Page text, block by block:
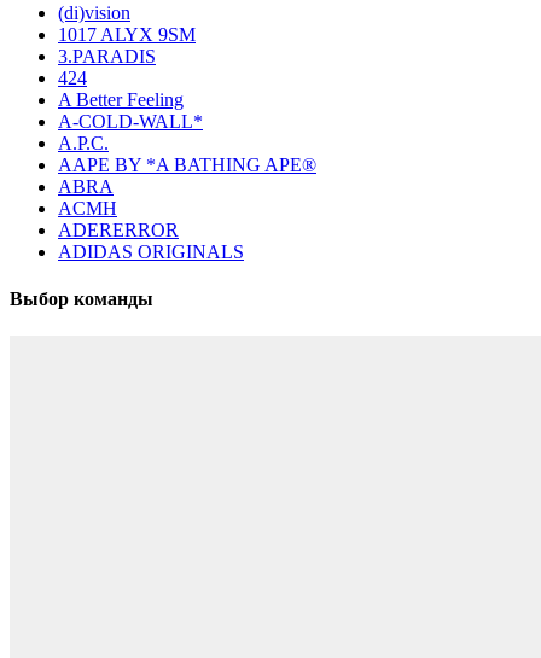
(di)vision
1017 ALYX 9SM
3.PARADIS
424
A Better Feeling
A-COLD-WALL*
A.P.C.
AAPE BY *A BATHING APE®
ABRA
ACMH
ADERERROR
ADIDAS ORIGINALS
Выбор команды